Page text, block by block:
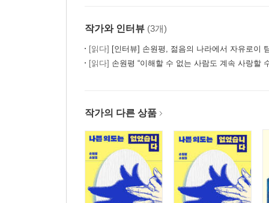
작가와 인터뷰 (3개)
[읽다] [인터뷰] 손원평, 젊음의 나라에서 자유로이
[읽다] 손원평 “이해할 수 없는 사람도 계속 사랑할
작가의 다른 상품